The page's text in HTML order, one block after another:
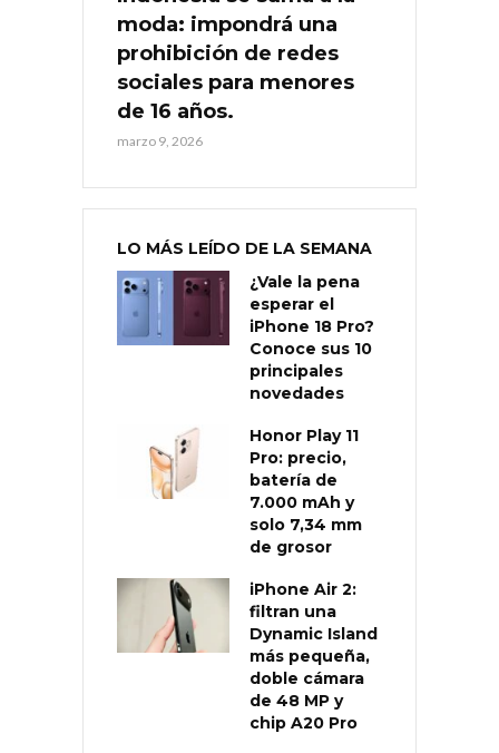
moda: impondrá una
prohibición de redes
sociales para menores
de 16 años.
marzo 9, 2026
LO MÁS LEÍDO DE LA SEMANA
¿Vale la pena
esperar el
iPhone 18 Pro?
Conoce sus 10
principales
novedades
Honor Play 11
Pro: precio,
batería de
7.000 mAh y
solo 7,34 mm
de grosor
iPhone Air 2:
filtran una
Dynamic Island
más pequeña,
doble cámara
de 48 MP y
chip A20 Pro